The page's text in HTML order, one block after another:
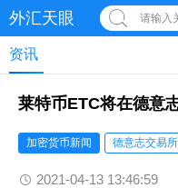
外汇天眼 请输入
资讯
莱特币ETC将在德意
加密货币新闻 德意志交易所
2021-04-13 13:46:59